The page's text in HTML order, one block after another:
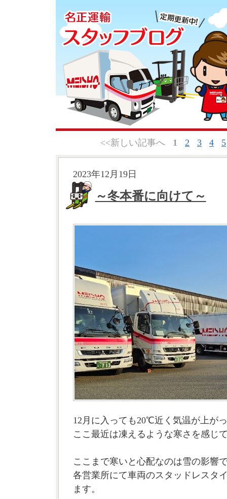
<<新しい記事へ 1 2 3 4 5
2023年12月19日
～冬本番に向けて～
12月に入っても20℃近く気温が上が
ここ最近は凍えるような寒さを感じ
ここまで寒いと心配なのは雪の影響
各営業所にて車両のスタッドレスタ
ます。